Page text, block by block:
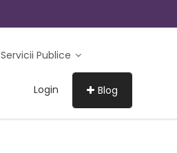
Servicii Publice
Login Blog